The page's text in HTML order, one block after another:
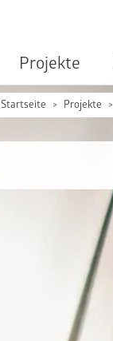
Projekte
Startseite Projekte